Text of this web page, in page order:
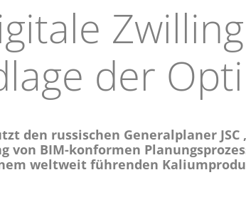
der
den russischen Generalplaner JSC
von BIM-konformen
weltweit führenden